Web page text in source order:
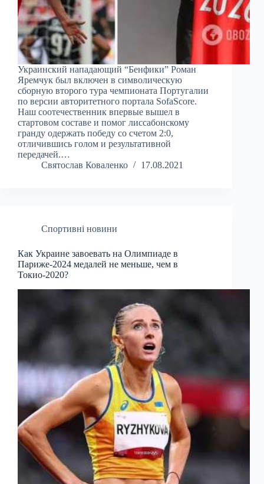
Украинский нападающий “Бенфики” Роман
Яремчук был включен в символическую
сборную второго тура чемпионата Португалии
по версии авторитетного портала SofaScore.
Наш соотечественник впервые вышел в
стартовом составе и помог лиссабонскому
гранду одержать победу со счетом 2:0,
отличившись голом и результативной
передачей.…
Святослав Коваленко
17.08.2021
Спортивні новини
Как Украине завоевать на Олимпиаде в
Париже-2024 медалей не меньше, чем в
Токио-2020?